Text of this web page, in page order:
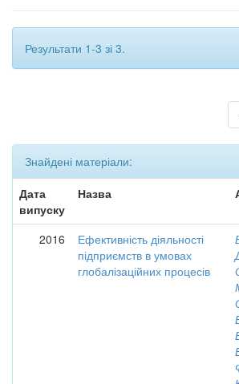
Результати 1-3 зі 3.
Знайдені матеріали:
Дата
випуску
Назва
2016
Ефективність діяльності
підприємств в умовах
глобалізаційних процесів